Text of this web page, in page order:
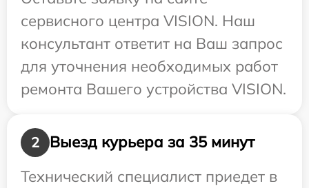
сервисного центра VISION. Наш
консультант ответит на Ваш запрос
для уточнения необходимых работ
ремонта Вашего устройства VISION.
2
Выезд курьера за 35 минут
Технический специалист приедет в